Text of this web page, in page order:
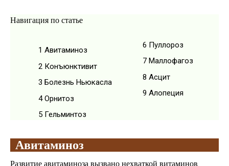
Навигация по статье
1 Авитаминоз
2 Конъюнктивит
3 Болезнь Ньюкасла
4Орнитоз
5 Гельминтоз
6 Пуллороз
7 Маллофагоз
8 Асцит
9 Алопеция
Авитаминоз
Развитие авитаминоза вызвано нехваткой витаминов